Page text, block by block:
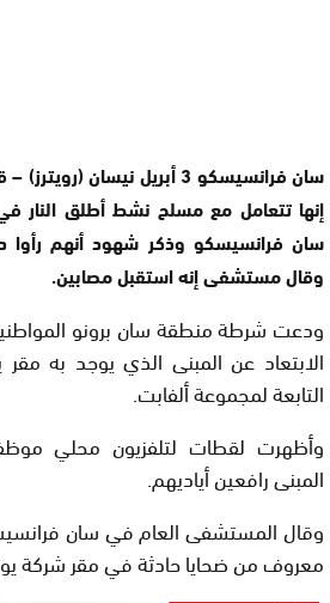
سان فرانسيسكو 3 أبريل نيسان
إنها تتعامل مع مسلح نشط أطلق
سان فرانسيسكو وذكر شهود أنهم رأوا
وقال مستشفى إنه استقبل مصابين.
ودعت شرطة منطقة سان برونو
الابتعاد عن المبنى الذي يوجد به
التابعة لمجموعة ألفابت.
وأظهرت لقطات لتلفزيون محلي
المبنى رافعين أياديهم.
وقال المستشفى العام في سان
معروف من ضحايا حادثة في مقر شركة